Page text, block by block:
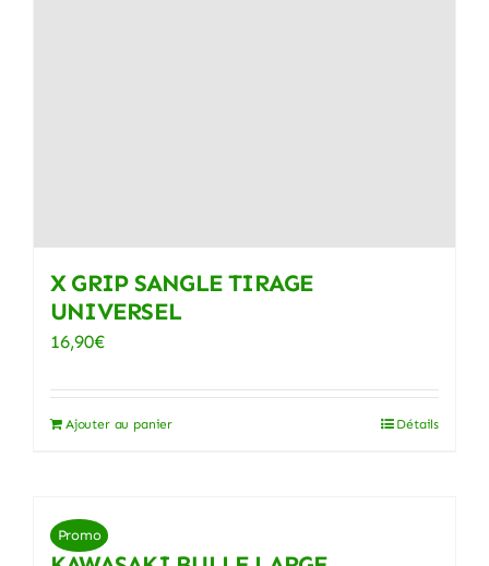
X GRIP SANGLE TIRAGE
UNIVERSEL
16,90€
Ajouter au panier Détails
Promo